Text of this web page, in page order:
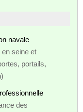
navale
seine et
portails,
des